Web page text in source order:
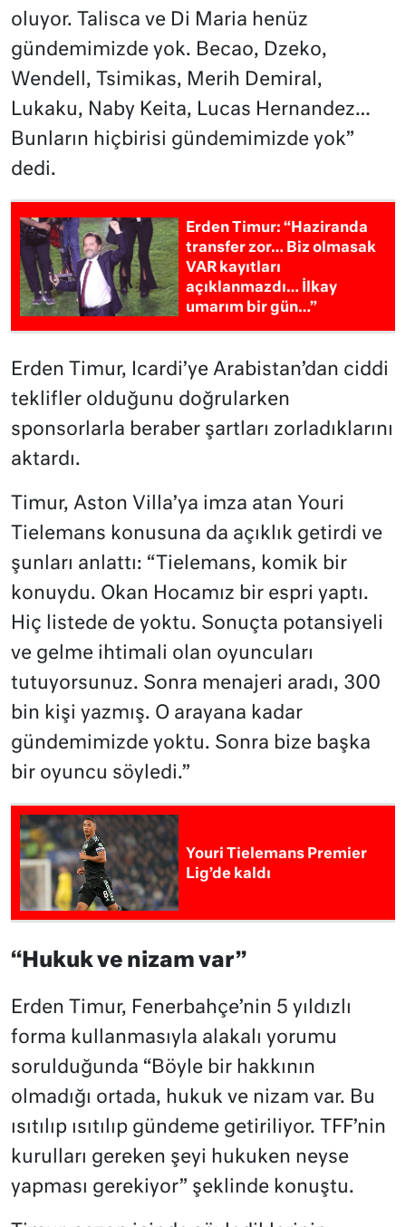
oluyor. Talisca ve Di Maria henüz
gündemimizde yok. Becao, Dzeko,
Wendell, Tsimikas, Merih Demiral,
Lukaku, Naby Keita, Lucas Hernandez…
Bunların hiçbirisi gündemimizde yok”
dedi.
Erden Timur: “Haziranda
transfer zor… Biz olmasak
VAR kayıtları
açıklanmazdı… İlkay
umarım bir gün…”
Erden Timur, Icardi’ye Arabistan’dan ciddi
teklifler olduğunu doğrularken
sponsorlarla beraber şartları zorladıklarını
aktardı.
Timur, Aston Villa’ya imza atan Youri
Tielemans konusuna da açıklık getirdi ve
şunları anlattı: “Tielemans, komik bir
konuydu. Okan Hocamız bir espri yaptı.
Hiç listede de yoktu. Sonuçta potansiyeli
ve gelme ihtimali olan oyuncuları
tutuyorsunuz. Sonra menajeri aradı, 300
bin kişi yazmış. O arayana kadar
gündemimizde yoktu. Sonra bize başka
bir oyuncu söyledi.”
Youri Tielemans Premier
Lig’de kaldı
“Hukuk ve nizam var”
Erden Timur, Fenerbahçe’nin 5 yıldızlı
forma kullanmasıyla alakalı yorumu
sorulduğunda “Böyle bir hakkının
olmadığı ortada, hukuk ve nizam var. Bu
ısıtılıp ısıtılıp gündeme getiriliyor. TFF’nin
kurulları gereken şeyi hukuken neyse
yapması gerekiyor” şeklinde konuştu.